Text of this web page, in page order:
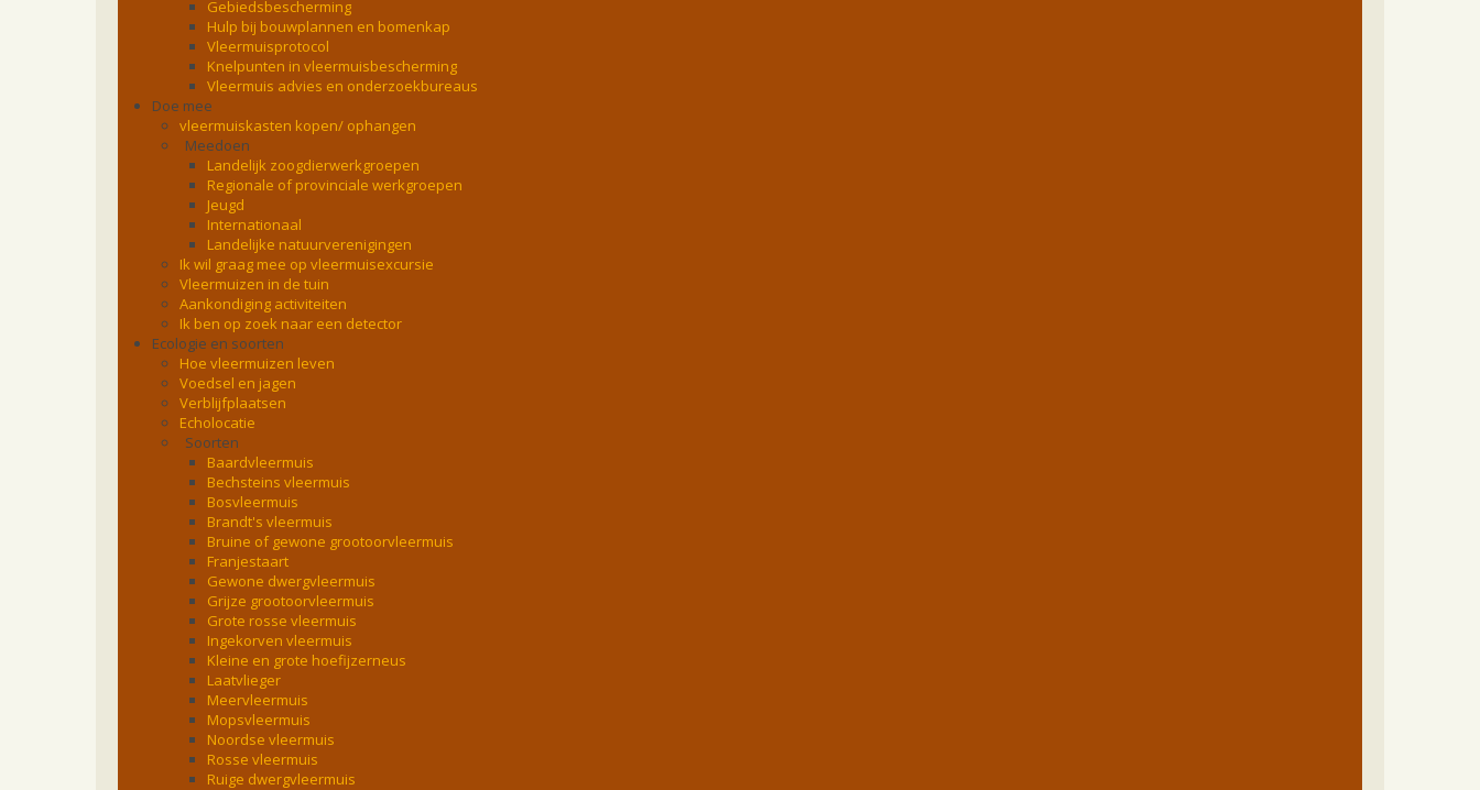
Gebiedsbescherming
Hulp bij bouwplannen en bomenkap
Vleermuisprotocol
Knelpunten in vleermuisbescherming
Vleermuis advies en onderzoekbureaus
Doe mee
vleermuiskasten kopen/ ophangen
Meedoen
Landelijk zoogdierwerkgroepen
Regionale of provinciale werkgroepen
Jeugd
Internationaal
Landelijke natuurverenigingen
Ik wil graag mee op vleermuisexcursie
Vleermuizen in de tuin
Aankondiging activiteiten
Ik ben op zoek naar een detector
Ecologie en soorten
Hoe vleermuizen leven
Voedsel en jagen
Verblijfplaatsen
Echolocatie
Soorten
Baardvleermuis
Bechsteins vleermuis
Bosvleermuis
Brandt's vleermuis
Bruine of gewone grootoorvleermuis
Franjestaart
Gewone dwergvleermuis
Grijze grootoorvleermuis
Grote rosse vleermuis
Ingekorven vleermuis
Kleine en grote hoefijzerneus
Laatvlieger
Meervleermuis
Mopsvleermuis
Noordse vleermuis
Rosse vleermuis
Ruige dwergvleermuis